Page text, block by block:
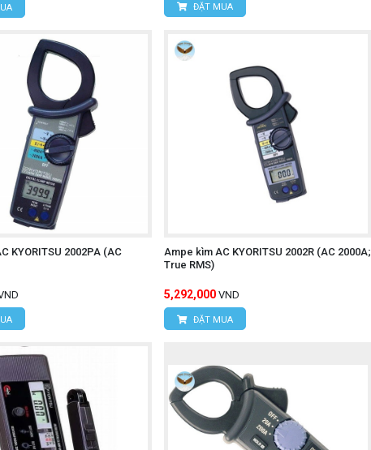
ĐẶT MUA
KYORITSU 2002PA (AC
Ampe kìm AC KYORITSU 2002R (AC 2000A;
True RMS)
5,292,000 VND
ĐẶT MUA